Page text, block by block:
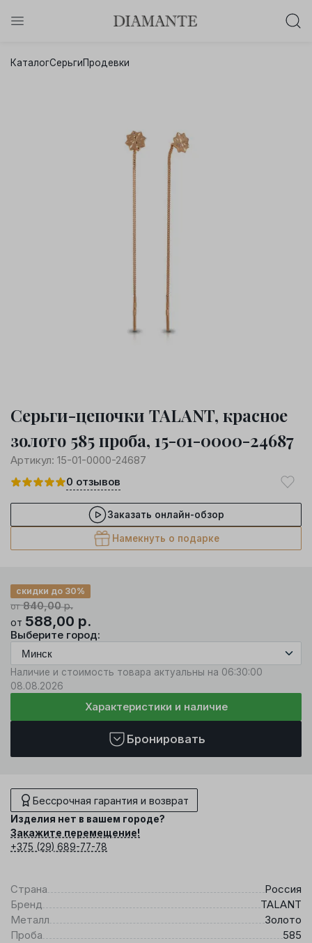
Осталось:
КаталогСерьгиПродевки
Серьги-цепочки TALANT, красное
золото 585 проба, 15-01-0000-24687
Артикул: 15-01-0000-24687
0 отзывов
Заказать онлайн-обзор
Намекнуть о подарке
от840,00р.
скидки до 30%
от 588,00 р.
Выберите город:
Наличие и стоимость товара актуальны на 06:30:00
08.08.2026
Характеристики и наличие
Бронировать
Бессрочная гарантия и возврат
Изделия нет в вашем городе?
Закажите перемещение!
+375 (29) 689-77-78
Страна
Россия
Бренд
TALANT
Металл
Золото
Проба
585